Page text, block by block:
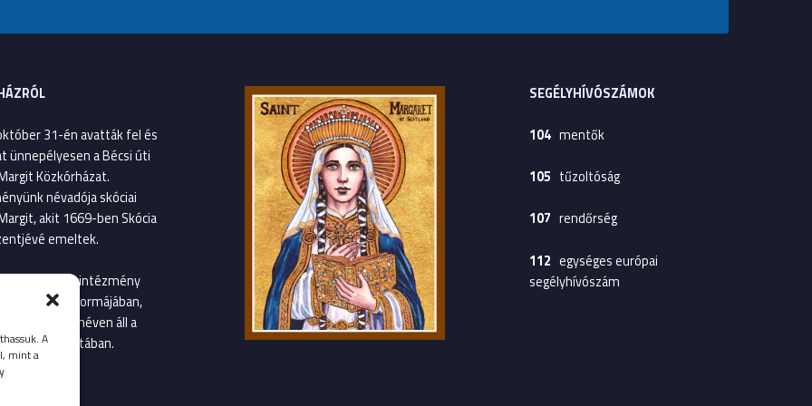
A
mint a
31-én avatták fel és
ünnepélyesen a Bécsi úti
Közkórházat.
névadója skóciai
akit 1669-ben Skócia
emeltek.
január 1-től az intézmény
szerv formájában,
Margit Kórház néven áll a
szolgálatában.
SEGÉLYHÍVÓSZÁMOK
104mentők
105 tűzoltóság
107 rendőrség
112 egységes európai
segélyhívószám